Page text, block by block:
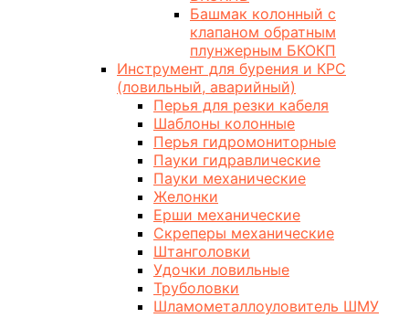
Башмак колонный с
клапаном обратным
плунжерным БКОКП
Инструмент для бурения и КРС
(ловильный, аварийный)
Перья для резки кабеля
Шаблоны колонные
Перья гидромониторные
Пауки гидравлические
Пауки механические
Желонки
Ерши механические
Скреперы механические
Штанголовки
Удочки ловильные
Труболовки
Шламометаллоуловитель ШМУ